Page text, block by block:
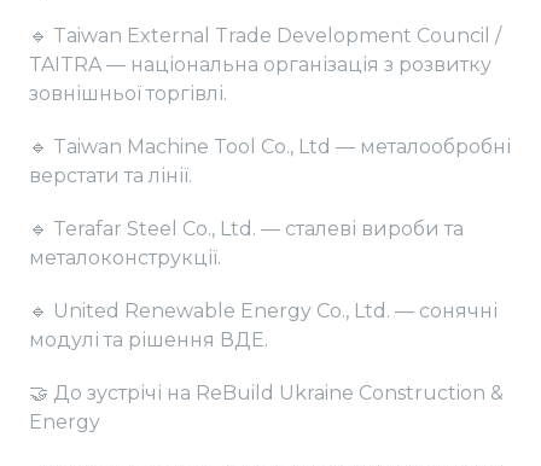
🔹 Taiwan External Trade Development Council /
TAITRA — національна організація з розвитку
зовнішньої торгівлі.
🔹 Taiwan Machine Tool Co., Ltd — металообробні
верстати та лінії.
🔹 Terafar Steel Co., Ltd. — сталеві вироби та
металоконструкції.
🔹 United Renewable Energy Co., Ltd. — сонячні
модулі та рішення ВДЕ.
🤝 До зустрічі на ReBuild Ukraine Construction &
Energy